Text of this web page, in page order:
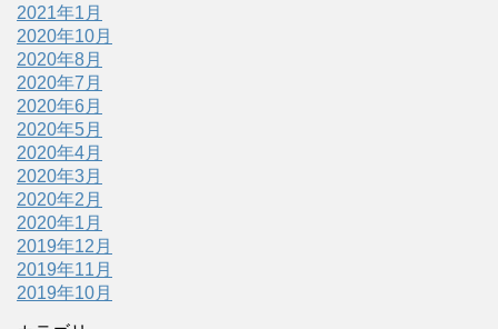
2021年1月
2020年10月
2020年8月
2020年7月
2020年6月
2020年5月
2020年4月
2020年3月
2020年2月
2020年1月
2019年12月
2019年11月
2019年10月